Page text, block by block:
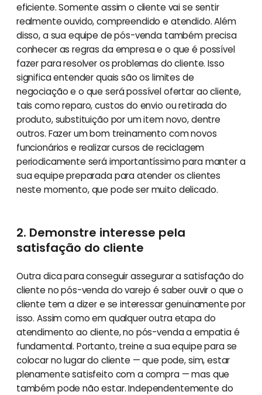
eficiente. Somente assim o cliente vai se sentir
realmente ouvido, compreendido e atendido. Além
disso, a sua equipe de pós-venda também precisa
conhecer as regras da empresa e o que é possível
fazer para resolver os problemas do cliente. Isso
significa entender quais são os limites de
negociação e o que será possível ofertar ao cliente,
tais como reparo, custos do envio ou retirada do
produto, substituição por um item novo, dentre
outros. Fazer um bom treinamento com novos
funcionários e realizar cursos de reciclagem
periodicamente será importantíssimo para manter a
sua equipe preparada para atender os clientes
neste momento, que pode ser muito delicado.
2. Demonstre interesse pela
satisfação do cliente
Outra dica para conseguir assegurar a satisfação do
cliente no pós-venda do varejo é saber ouvir o que o
cliente tem a dizer e se interessar genuinamente por
isso. Assim como em qualquer outra etapa do
atendimento ao cliente, no pós-venda a empatia é
fundamental. Portanto, treine a sua equipe para se
colocar no lugar do cliente — que pode, sim, estar
plenamente satisfeito com a compra — mas que
também pode não estar. Independentemente do